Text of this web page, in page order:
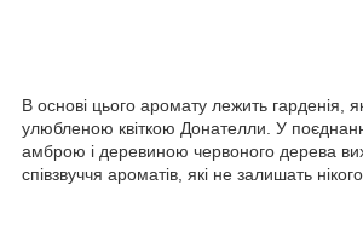
В основі цього аромату лежить гарденія,
улюбленою квіткою Донателли. У
амброю і деревиною червоного дерева
співзвуччя ароматів, які не залишать